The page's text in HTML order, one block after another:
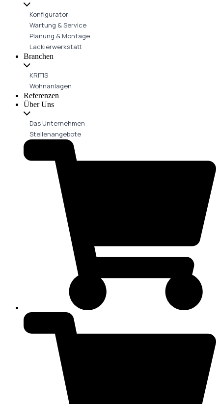
Konfigurator
Wartung & Service
Planung & Montage
Lackierwerkstatt
Branchen
KRITIS
Wohnanlagen
Referenzen
Über Uns
Das Unternehmen
Stellenangebote